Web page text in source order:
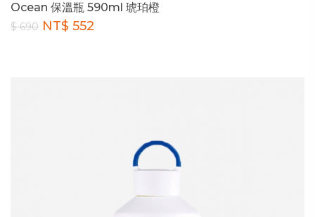
Ocean 保溫瓶 590ml 琥珀橙
$ 690 NT$ 552